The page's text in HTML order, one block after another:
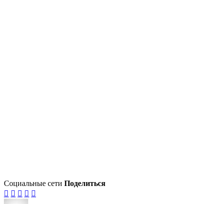
Социальные сети Поделиться
    